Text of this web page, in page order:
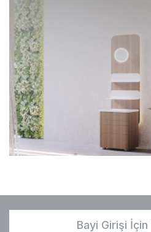
Bayi Girişi İçin